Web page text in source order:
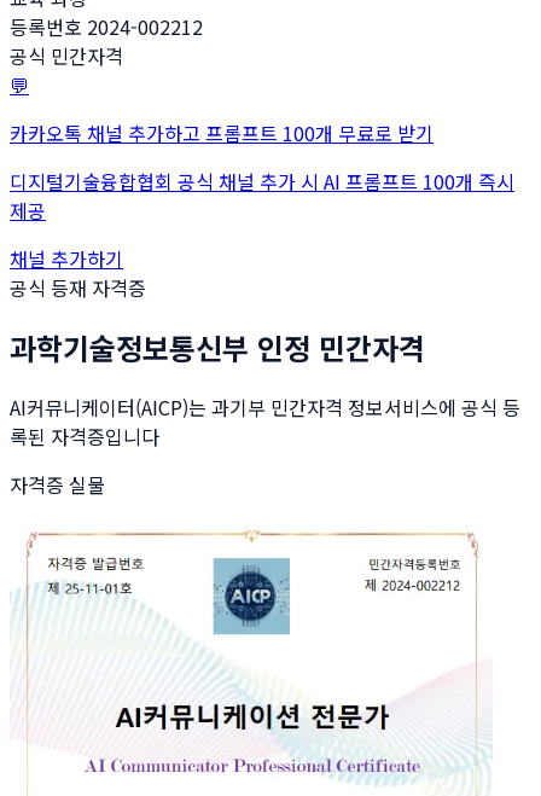
등록번호 2024-002212
공식 민간자격
💬
카카오톡 채널 추가하고 프롬프트 100개 무료로 받기
디지털기술융합협회 공식 채널 추가 시 AI 프롬프트 100개 즉시
제공
채널 추가하기
공식 등재 자격증
과학기술정보통신부 인정 민간자격
AI커뮤니케이터(AICP)는 과기부 민간자격 정보서비스에 공식 등
록된 자격증입니다
자격증 실물